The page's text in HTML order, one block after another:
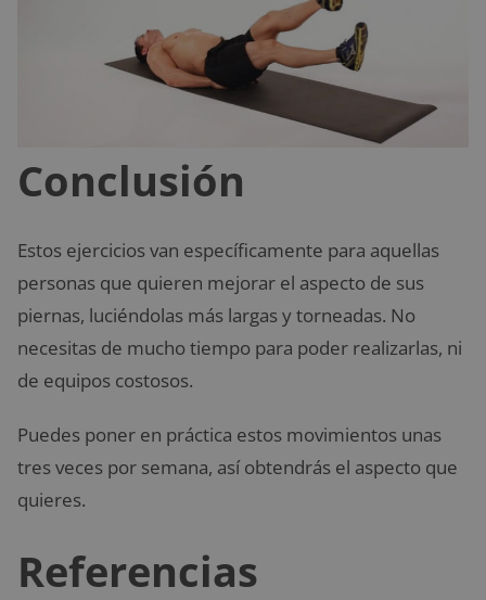
Conclusión
Estos ejercicios van específicamente para aquellas
personas que quieren mejorar el aspecto de sus
piernas, luciéndolas más largas y torneadas. No
necesitas de mucho tiempo para poder realizarlas, ni
de equipos costosos.
Puedes poner en práctica estos movimientos unas
tres veces por semana, así obtendrás el aspecto que
quieres.
Referencias